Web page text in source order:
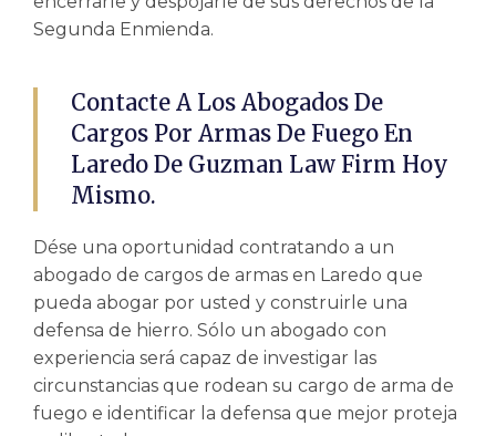
Segunda Enmienda.
Contacte A Los Abogados De
Cargos Por Armas De Fuego En
Laredo De Guzman Law Firm Hoy
Mismo.
Dése una oportunidad contratando a un
abogado de cargos de armas en Laredo que
pueda abogar por usted y construirle una
defensa de hierro. Sólo un abogado con
experiencia será capaz de investigar las
circunstancias que rodean su cargo de arma de
fuego e identificar la defensa que mejor proteja